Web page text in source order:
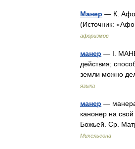
Манер — К.
(Источник:
афоризмов
манер — I.
действия;
земли можно
языка
манер —
канонер на
Божьей. Ср.
Михельсона